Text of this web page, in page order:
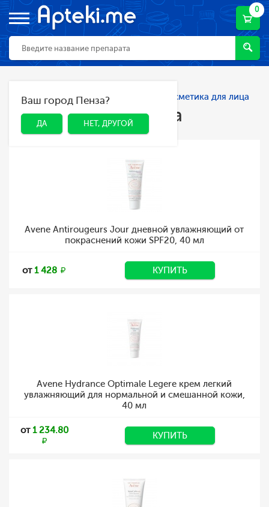
0
ДА НЕТ, ДРУГОЙ
Ваш город Пенза?
ДА НЕТ, ДРУГОЙ
Главная Каталог Косметика Косметика для лица
Косметика для лица
Avene Antirougeurs Jour дневной увлажняющий от
покраснений кожи SPF20, 40 мл
от1 428 КУПИТЬ
Avene Hydrance Optimale Legere крем легкий
увлажняющий для нормальной и смешанной кожи,
40 мл
от1 234.80 КУПИТЬ